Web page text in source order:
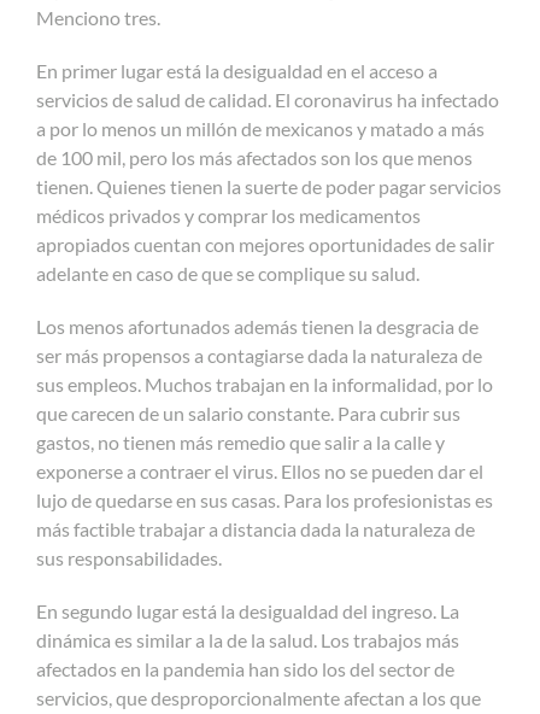
Menciono tres.
En primer lugar está la desigualdad en el acceso a
servicios de salud de calidad. El coronavirus ha infectado
a por lo menos un millón de mexicanos y matado a más
de 100 mil, pero los más afectados son los que menos
tienen. Quienes tienen la suerte de poder pagar servicios
médicos privados y comprar los medicamentos
apropiados cuentan con mejores oportunidades de salir
adelante en caso de que se complique su salud.
Los menos afortunados además tienen la desgracia de
ser más propensos a contagiarse dada la naturaleza de
sus empleos. Muchos trabajan en la informalidad, por lo
que carecen de un salario constante. Para cubrir sus
gastos, no tienen más remedio que salir a la calle y
exponerse a contraer el virus. Ellos no se pueden dar el
lujo de quedarse en sus casas. Para los profesionistas es
más factible trabajar a distancia dada la naturaleza de
sus responsabilidades.
En segundo lugar está la desigualdad del ingreso. La
dinámica es similar a la de la salud. Los trabajos más
afectados en la pandemia han sido los del sector de
servicios, que desproporcionalmente afectan a los que